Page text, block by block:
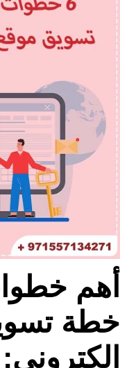
أهم
خطة
الكتروني: